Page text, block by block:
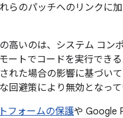
らのパッチへのリンクに
高いのは、システム コン
ートでコードを実行できる
れた場合の影響に基づい
回避策により無効となって
フォームの保護や Google